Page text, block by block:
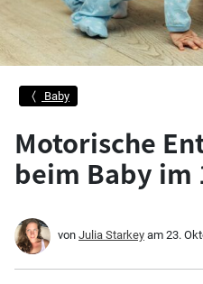
Baby
Motorische
beim Baby im
von Julia Starkey am 23.